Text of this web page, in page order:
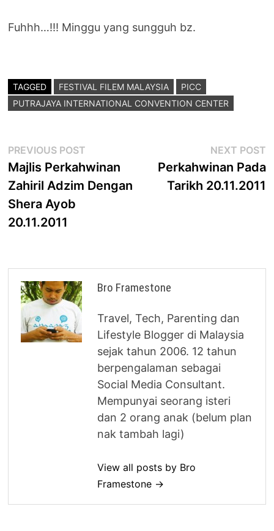
Fuhhh…!!! Minggu yang sungguh bz.
TAGGED FESTIVAL FILEM MALAYSIA
PICC
PUTRAJAYA INTERNATIONAL CONVENTION CENTER
Post
navigation
PREVIOUS POST
post:
Majlis Perkahwinan
Zahiril Adzim Dengan
Shera Ayob
20.11.2011
NEXT POST
Perkahwinan Pada
Tarikh 20.11.2011
Bro Framestone
Travel, Tech, Parenting dan
Lifestyle Blogger di Malaysia
sejak tahun 2006. 12 tahun
berpengalaman sebagai
Social Media Consultant.
Mempunyai seorang isteri
dan 2 orang anak (belum plan
nak tambah lagi)
View all posts by Bro
Framestone →